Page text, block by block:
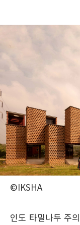
©IKSHA
인도 타밀나두 주